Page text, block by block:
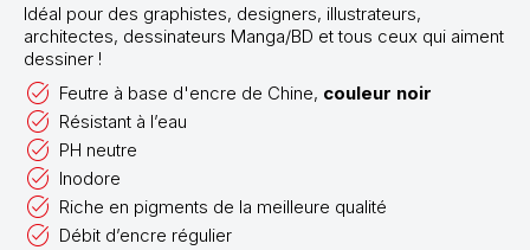
Idéal pour des graphistes, designers, illustrateurs,
architectes, dessinateurs Manga/BD et tous ceux qui aiment
dessiner !
Feutre à base d'encre de Chine, couleur noir
Résistant à l’eau
PH neutre
Inodore
Riche en pigments de la meilleure qualité
Débit d’encre régulier